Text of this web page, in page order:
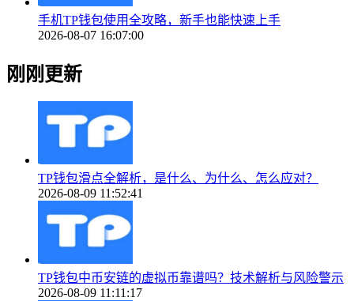
手机TP钱包使用全攻略，新手也能快速上手
2026-08-07 16:07:00
刚刚更新
TP钱包滑点全解析，是什么、为什么、怎么应对？
2026-08-09 11:52:41
TP钱包中币安链的虚拟币靠谱吗？技术解析与风险警示
2026-08-09 11:11:17